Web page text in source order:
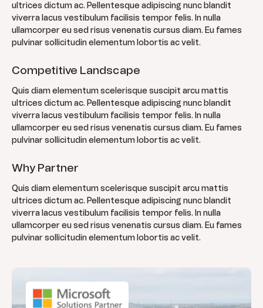
ultrices dictum ac. Pellentesque adipiscing nunc blandit
viverra lacus vestibulum facilisis tempor felis. In nulla
ullamcorper eu sed risus venenatis cursus diam. Eu fames
pulvinar sollicitudin elementum lobortis ac velit.
Competitive Landscape
Quis diam elementum scelerisque suscipit arcu mattis
ultrices dictum ac. Pellentesque adipiscing nunc blandit
viverra lacus vestibulum facilisis tempor felis. In nulla
ullamcorper eu sed risus venenatis cursus diam. Eu fames
pulvinar sollicitudin elementum lobortis ac velit.
Why Partner
Quis diam elementum scelerisque suscipit arcu mattis
ultrices dictum ac. Pellentesque adipiscing nunc blandit
viverra lacus vestibulum facilisis tempor felis. In nulla
ullamcorper eu sed risus venenatis cursus diam. Eu fames
pulvinar sollicitudin elementum lobortis ac velit.